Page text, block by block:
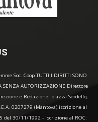
Soc. Coop TUTTI I DIRITTI SONO
SENZA AUTORIZZAZIONE Direttore
e Redazione: piazza Sordello,
0207279 (Mantova) iscrizione al
del 30/11/1992 - iscrizione al ROC: